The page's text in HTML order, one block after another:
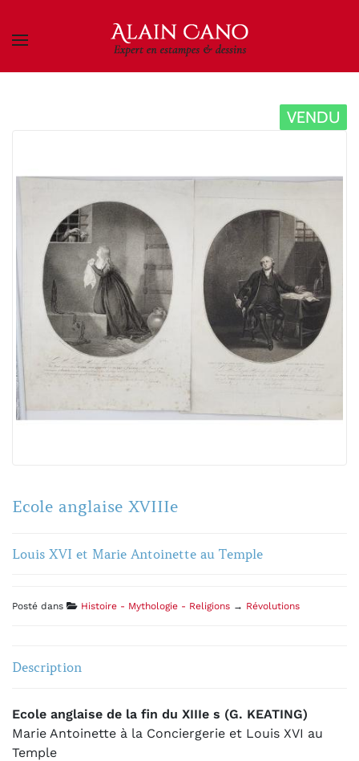
Skip to main content
VENDU
Ecole anglaise XVIIIe
Louis XVI et Marie Antoinette au Temple
Posté dans Histoire - Mythologie - Religions → Révolutions
Description
Ecole anglaise de la fin du XIIIe s (G. KEATING)
Marie Antoinette à la Conciergerie et Louis XVI au
Temple